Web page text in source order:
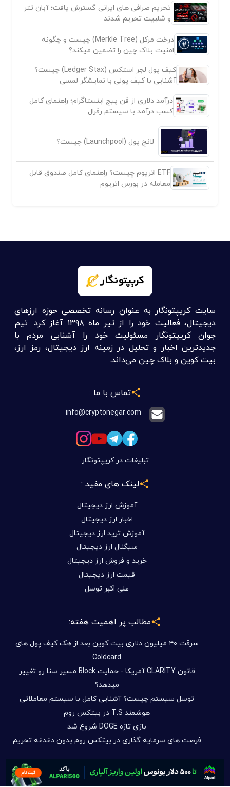
تحریم صرافی های ایرانی گسترش یافت؛ آبان تتر
و شلبیت تحریم شدند
درخت مرکل (Merkle Tree) چیست و چگونه
امنیت بلاک چین را تضمین میکند؟
کیف پول لجر استکس (Ledger Stax) چیست؟
آشنایی با کیف پولی با نمایشگر لمسی
درآمد دلاری از فن پیج اینستاگرام؛ راهنمای کامل
کسب درآمد با سیستم رفرال
لانچ پول (Launchpool) چیست؟
ETF اتریوم چیست؟ راهنمای کامل صندوق قابل
معامله در بورس اتریوم
سایت کریپتونگار به عنوان رسانه تخصصی حوزه ارزهای
دیجیتال، فعالیت خود را از تیر ماه ۱۳۹۸ آغاز کرد. تیم
جوان کریپتونگار مسئولیت خود را آشنایی مردم با
جدیدترین اخبار و تحلیل در زمینه ارز دیجیتال، رمز ارز،
بیت کوین و بلاک چین می‌داند.
تماس با ما :
info@cryptonegar.com
تبلیغات در کریپتونگار
لینک های مفید :
آموزش ارز دیجیتال
اخبار ارز دیجیتال
آموزش ترید ارز دیجیتال
سیگنال ارز دیجیتال
خرید و فروش ارز دیجیتال
قیمت ارز دیجیتال
علی اکبر توسل
مطالب پر اهمیت هفته:
سرقت ۴۰ میلیون دلاری بیت کوین بعد از هک کیف پول های
Coldcard
قانون CLARITY آمریکا - حمایت Block مسیر سنا رو تغییر
میدهد؟
توسل سیستم چیست؟ آشنایی کامل با سیستم معاملاتی
هوشمند T.S در بیتکس روم
بازی تازه DOGE شروع شد
فرصت های سرمایه گذاری در بیتکس روم بدون دغدغه تحریم